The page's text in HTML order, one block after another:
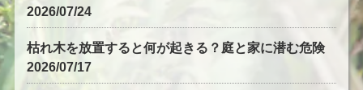
2026/07/24
枯れ木を放置すると何が起きる？庭と家に潜む危険
2026/07/17